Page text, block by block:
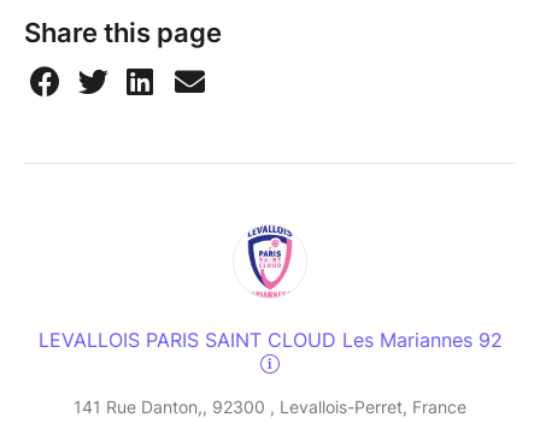
Share this page
LEVALLOIS PARIS SAINT CLOUD Les Mariannes 92
141 Rue Danton,, 92300 , Levallois-Perret, France